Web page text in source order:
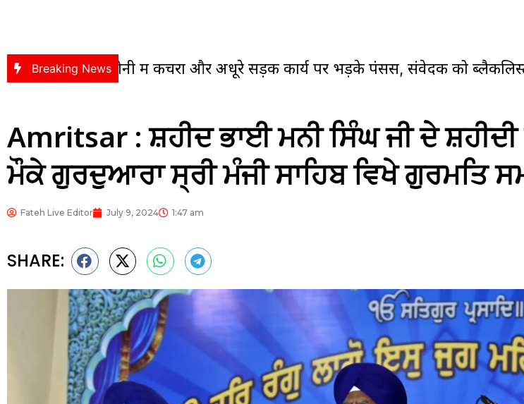
Breaking News
: बागबेड़ा कॉलोनी में कचरा और अधूरे सड़क कार्य पर भड़के पंसस, संवेदक को
Amritsar : ਸ਼ਹੀਦ ਭਾਈ ਮਨੀ ਸਿੰਘ ਜੀ ਦੇ ਸ਼ਹੀਦੀ
ਮੌਕੇ ਗੁਰਦੁਆਰਾ ਸ੍ਰੀ ਮੰਜੀ ਸਾਹਿਬ ਵਿਖੇ ਗੁਰਮਤਿ
Fateh Live Editor July 9, 2024 1:47 am
SHARE: